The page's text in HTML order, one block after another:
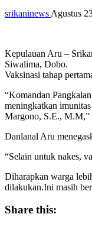
srikaninews Agustus
Kepulauan Aru –
Siwalima, Dobo.
Vaksinasi tahap
“Komandan
meningkatkan
Margono, S.E., M.M,”
Danlanal Aru
“Selain untuk nakes,
Diharapkan warga
dilakukan.Ini masih
Share this: